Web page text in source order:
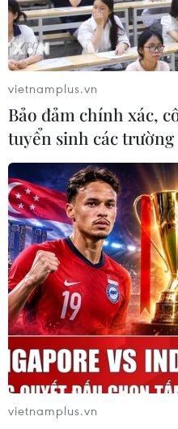
việc xâm hại trẻ em
2006 đến 2014.
Có tới 17.000 câu
quyền trẻ em trên
30/06/2016 07:54
Hiện tại, cả nước có
vietnamplus.vn
Bảo đảm chính xác,
tuyển sinh các
vietnamplus.vn